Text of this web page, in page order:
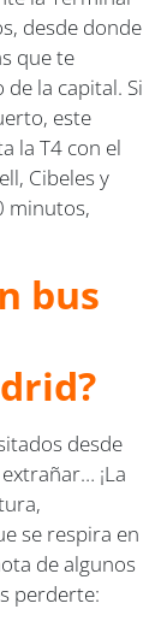
desde donde
que te
la capital. Si
este
la T4 con el
Cibeles y
minutos,
bus
desde
¡La
se respira en
de algunos
perderte: